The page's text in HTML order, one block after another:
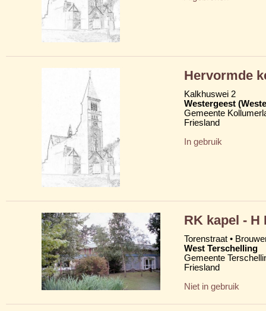
Hervormde
Kalkhuswei 2
Westergeest
Gemeente
Friesland
In gebruik
RK kapel - H
Torenstraat •
West Terschelling
Gemeente
Friesland
Niet in gebruik